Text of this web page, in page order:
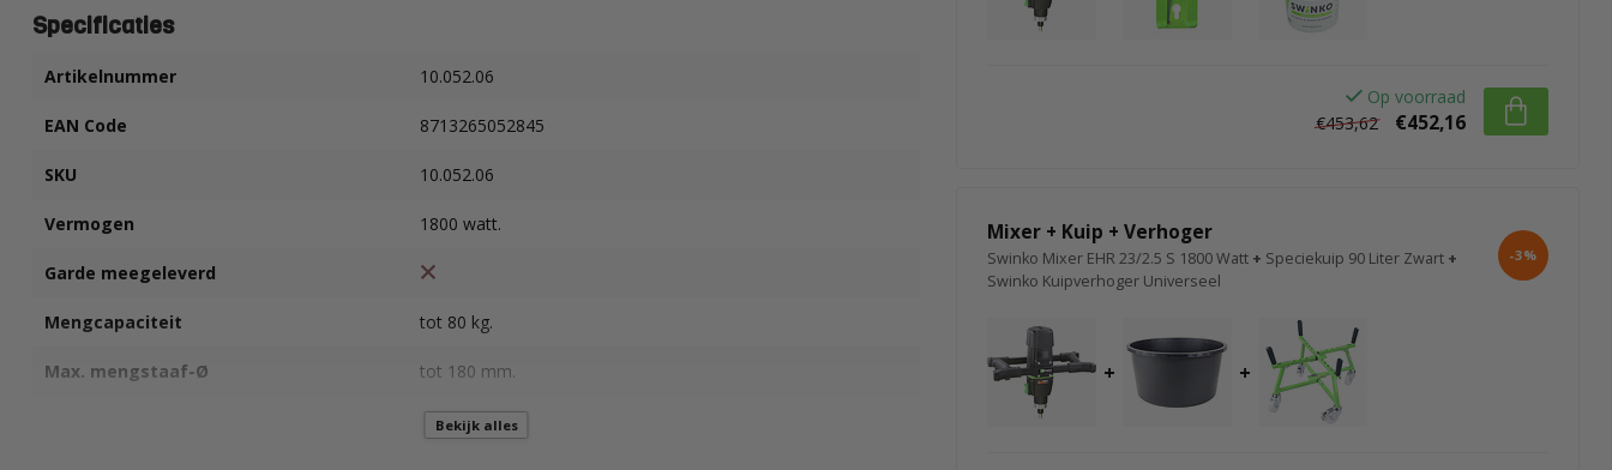
Specificaties
Artikelnummer 10.052.06
EAN Code 8713265052845
SKU 10.052.06
Vermogen 1800 watt.
Garde meegeleverd
Mengcapaciteit tot 80 kg.
Max. mengstaaf-Ø tot 180 mm.
2 Bekijk alles
Op voorraad
€453,62
€452,16
Mixer + Kuip + Verhoger
Swinko Mixer EHR 23/2.5 S 1800 Watt + Speciekuip 90 Liter Zwart +
Swinko Kuipverhoger Universeel
-3%
+ +